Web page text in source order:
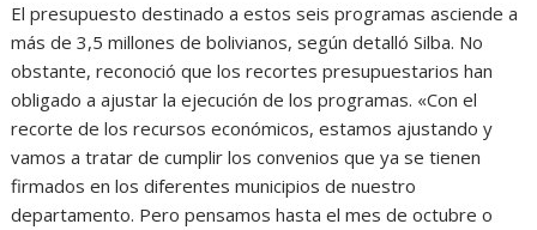
El presupuesto destinado a estos seis programas asciende a
más de 3,5 millones de bolivianos, según detalló Silba. No
obstante, reconoció que los recortes presupuestarios han
obligado a ajustar la ejecución de los programas. «Con el
recorte de los recursos económicos, estamos ajustando y
vamos a tratar de cumplir los convenios que ya se tienen
firmados en los diferentes municipios de nuestro
departamento. Pero pensamos hasta el mes de octubre o